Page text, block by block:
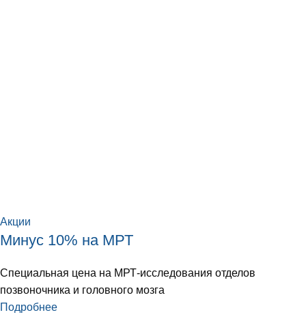
Акции
Минус 10% на МРТ
Специальная цена на МРТ-исследования отделов
позвоночника и головного мозга
Подробнее